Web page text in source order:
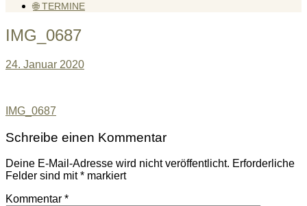
🌐 TERMINE
IMG_0687
24. Januar 2020
Beitragsnavigation
IMG_0687
Schreibe einen Kommentar
Deine E-Mail-Adresse wird nicht veröffentlicht. Erforderliche
Felder sind mit* markiert
Kommentar *